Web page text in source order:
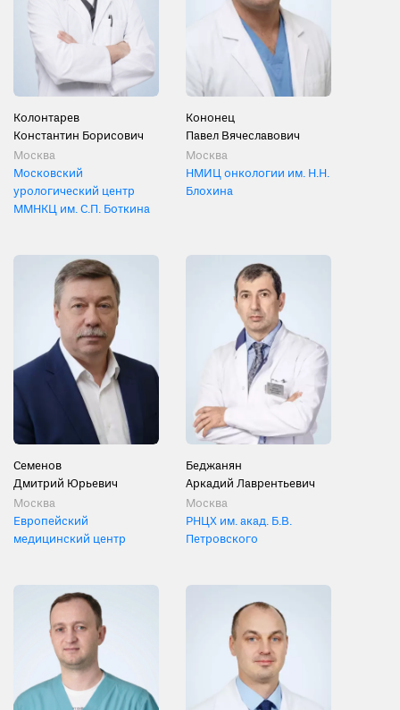
Колонтарев
Константин Борисович
Москва
Московский
урологический центр
ММНКЦ им. С.П. Боткина
Кононец
Павел Вячеславович
Москва
НМИЦ онкологии им. Н.Н.
Блохина
Семенов
Дмитрий Юрьевич
Москва
Европейский
медицинский центр
Беджанян
Аркадий Лаврентьевич
Москва
РНЦХ им. акад. Б.В.
Петровского